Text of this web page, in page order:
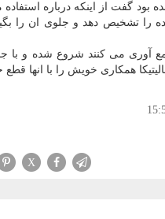
بود گفت از اینكه درباره
را تشخیص دهد و جلوی ان را
آوری می كنند شروع شده و با
همكاری خویش را با انها قطع
X